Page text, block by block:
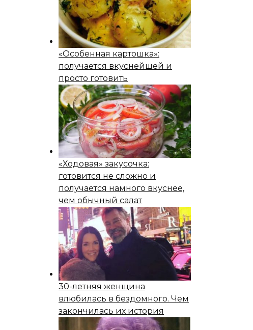
«Особенная картошка»:
получается вкуснейшей и
просто готовить
«Ходовая» закусочка:
готовится не сложно и
получается намного вкуснее,
чем обычный салат
30-летняя женщина
влюбилась в бездомного. Чем
закончилась их история